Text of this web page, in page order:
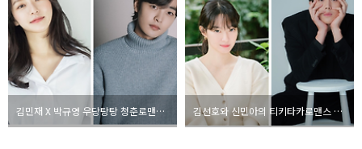
김민재 X 박규영 우당탕탕 청춘로맨스코미디 달리와감자탕 김선호와 신민아의 티키타카로맨스 갯마을차차차